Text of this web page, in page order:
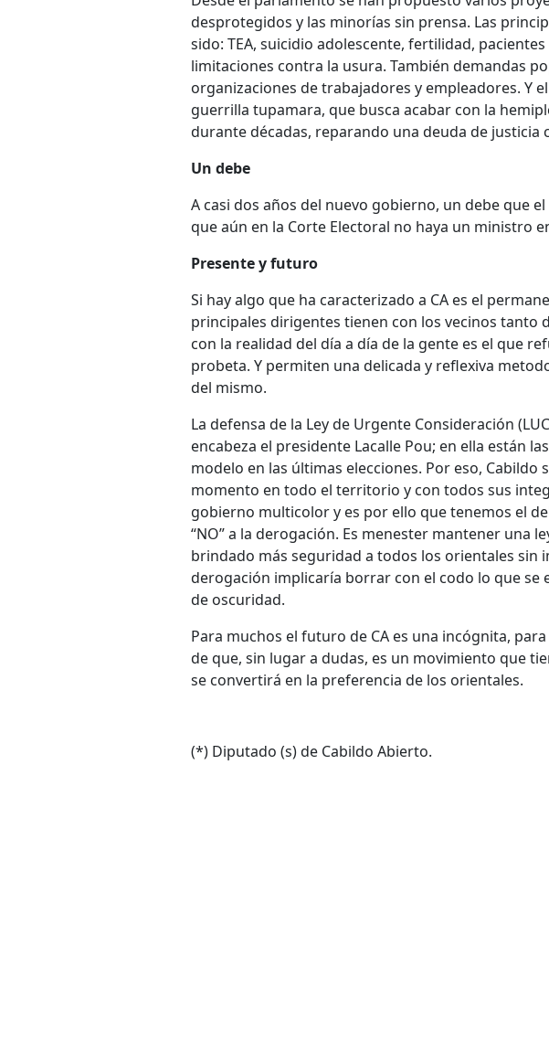
desprotegidos y las minorías sin prensa. Las
sido: TEA, suicidio adolescente, fertilidad,
limitaciones contra la usura. También demandas
organizaciones de trabajadores y empleadores. Y
guerrilla tupamara, que busca acabar con la
durante décadas, reparando una deuda de
Un debe
A casi dos años del nuevo gobierno, un debe que
que aún en la Corte Electoral no haya un ministro
Presente y futuro
Si hay algo que ha caracterizado a CA es el
principales dirigentes tienen con los vecinos tanto
con la realidad del día a día de la gente es el que
probeta. Y permiten una delicada y reflexiva
del mismo.
La defensa de la Ley de Urgente Consideración
encabeza el presidente Lacalle Pou; en ella están
modelo en las últimas elecciones. Por eso,
momento en todo el territorio y con todos sus
gobierno multicolor y es por ello que tenemos el
“NO” a la derogación. Es menester mantener una
brindado más seguridad a todos los orientales sin
derogación implicaría borrar con el codo lo que se
de oscuridad.
Para muchos el futuro de CA es una incógnita,
de que, sin lugar a dudas, es un movimiento que
se convertirá en la preferencia de los orientales.
(*) Diputado (s) de Cabildo Abierto.